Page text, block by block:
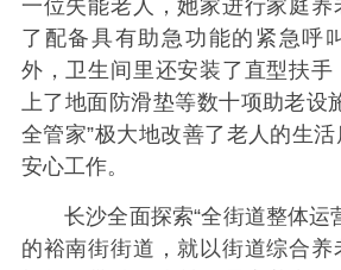
一位失能老人，她家进行家庭养
了配备具有助急功能的紧急呼
外，卫生间里还安装了直型扶手
上了地面防滑垫等数十项助老设
全管家”极大地改善了老人的生
安心工作。
长沙全面探索“全街道整体运
的裕南街街道，就以街道综合养